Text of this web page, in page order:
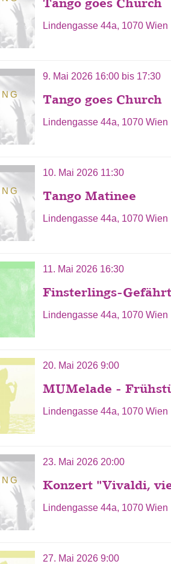
Lindengasse 44a, 1070 Wien
9. Mai 2026 16:00bis 17:30
Tango goes Church
Lindengasse 44a, 1070 Wien
10. Mai 2026 11:30
Tango Matinee
Lindengasse 44a, 1070 Wien
11. Mai 2026 16:30
Finsterlings-
Lindengasse 44a, 1070 Wien
20. Mai 2026 9:00
MUMelade -
Lindengasse 44a, 1070 Wien
23. Mai 2026 20:00
Konzert "Vivaldi,
Lindengasse 44a, 1070 Wien
27. Mai 2026 9:00